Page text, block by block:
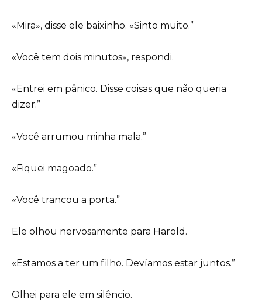
«Mira», disse ele baixinho. «Sinto muito.”
«Você tem dois minutos», respondi.
«Entrei em pânico. Disse coisas que não queria
dizer.”
«Você arrumou minha mala.”
«Fiquei magoado.”
«Você trancou a porta.”
Ele olhou nervosamente para Harold.
«Estamos a ter um filho. Devíamos estar juntos.”
Olhei para ele em silêncio.